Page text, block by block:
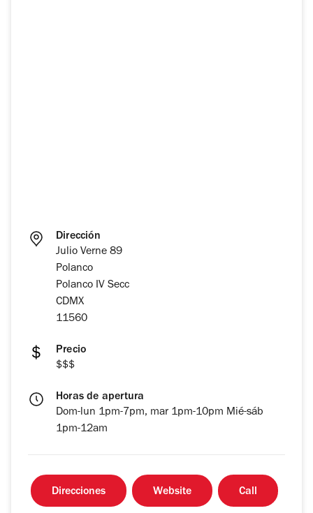
Dirección
Julio Verne 89
Polanco
Polanco IV Secc
CDMX
11560
Precio
$$$
Horas de apertura
Dom-lun 1pm-7pm, mar 1pm-10pm Mié-sáb
1pm-12am
Direcciones Website Call